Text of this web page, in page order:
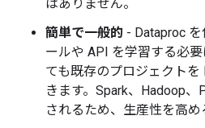
はありません。
簡単で一般的 - Dataproc
ールや API を学習する必
ても既存のプロジェクト
きます。Spark、Hadoop
されるため、生産性を高め